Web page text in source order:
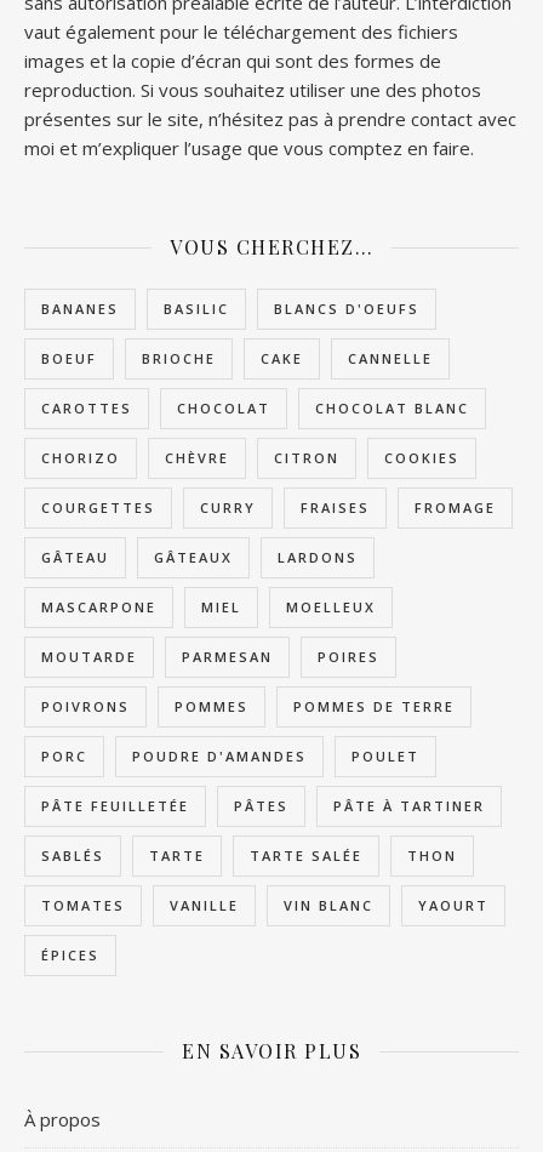
vaut également pour le téléchargement des fichiers
images et la copie d’écran qui sont des formes de
reproduction. Si vous souhaitez utiliser une des photos
présentes sur le site, n’hésitez pas à prendre contact avec
moi et m’expliquer l’usage que vous comptez en faire.
VOUS CHERCHEZ…
BANANES BASILIC BLANCS D'OEUFS
BOEUF BRIOCHE CAKE CANNELLE
CAROTTES CHOCOLAT CHOCOLAT BLANC
CHORIZO CHÈVRE CITRON COOKIES
COURGETTES CURRY FRAISES FROMAGE
GÂTEAU GÂTEAUX LARDONS
MASCARPONE MIEL MOELLEUX
MOUTARDE PARMESAN POIRES
POIVRONS POMMES POMMES DE TERRE
PORC POUDRE D'AMANDES POULET
PÂTE FEUILLETÉE PÂTES PÂTE À TARTINER
SABLÉS TARTE TARTE SALÉE THON
TOMATES VANILLE VIN BLANC YAOURT
ÉPICES
EN SAVOIR PLUS
À propos